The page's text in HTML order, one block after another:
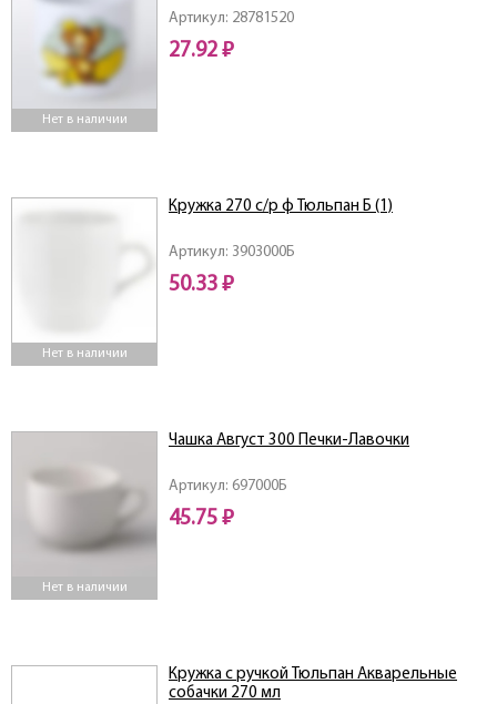
Нет в наличии
Артикул: 28781520
27.92 ₽
Нет в наличии
Артикул: 3903000Б
Кружка 270 с/р ф Тюльпан Б (1)
50.33 ₽
Нет в наличии
Артикул: 697000Б
Чашка Август 300 Печки-Лавочки
45.75 ₽
Кружка с ручкой Тюльпан Акварельные
собачки 270 мл